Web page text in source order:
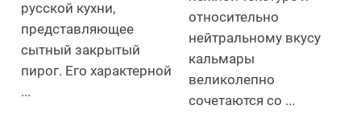
русской кухни,
представляющее
сытный закрытый
пирог. Его характерной
...
относительно
нейтральному вкусу
кальмары
великолепно
сочетаются со ...